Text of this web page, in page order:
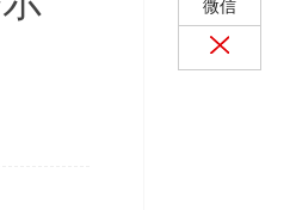
微信